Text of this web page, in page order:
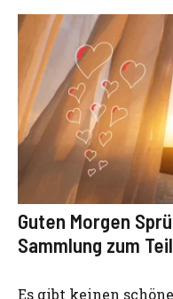
Guten Morgen
Sammlung zum
Es gibt keinen